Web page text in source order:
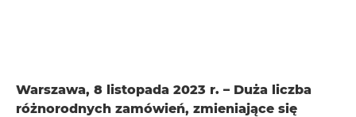
Warszawa, 8 listopada 2023 r. – Duża liczba
różnorodnych zamówień, zmieniające się